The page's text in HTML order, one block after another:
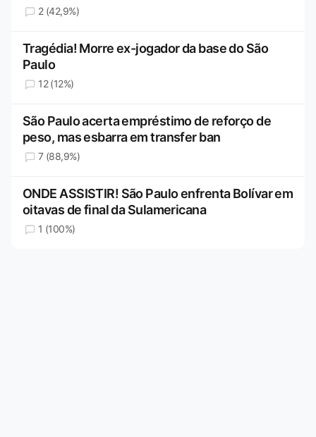
2 (42,9%)
Tragédia! Morre ex-jogador da base do São
Paulo
12 (12%)
São Paulo acerta empréstimo de reforço de
peso, mas esbarra em transfer ban
7 (88,9%)
ONDE ASSISTIR! São Paulo enfrenta Bolívar em
oitavas de final da Sulamericana
1 (100%)